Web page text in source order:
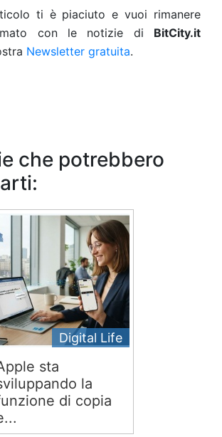
ti è piaciuto e vuoi rimanere
con le notizie di BitCity.it
Newsletter gratuita.
che potrebbero
Digital Life
sta
la
di copia